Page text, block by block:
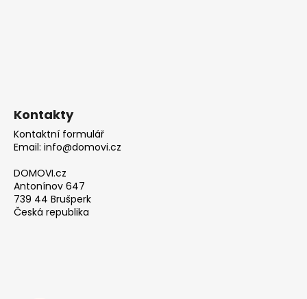
Kontakty
Kontaktní formulář
Email: info@domovi.cz
DOMOVI.cz
Antonínov 647
739 44 Brušperk
Česká republika